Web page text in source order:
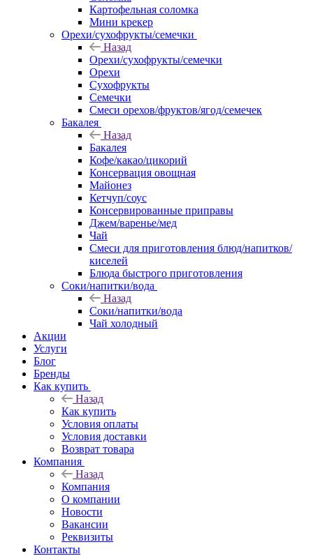
Картофельная соломка
Мини крекер
Орехи/сухофрукты/семечки
Назад
Орехи/сухофрукты/семечки
Орехи
Сухофрукты
Семечки
Смеси орехов/фруктов/ягод/семечек
Бакалея
Назад
Бакалея
Кофе/какао/цикорий
Консервация овощная
Майонез
Кетчуп/соус
Консервированные приправы
Джем/варенье/мед
Чай
Смеси для приготовления блюд/напитков/
киселей
Блюда быстрого приготовления
Соки/напитки/вода
Назад
Соки/напитки/вода
Чай холодный
Акции
Услуги
Блог
Бренды
Как купить
Назад
Как купить
Условия оплаты
Условия доставки
Возврат товара
Компания
Назад
Компания
О компании
Новости
Вакансии
Реквизиты
Контакты